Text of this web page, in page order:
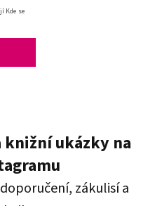
ukázky na
zákulisí a